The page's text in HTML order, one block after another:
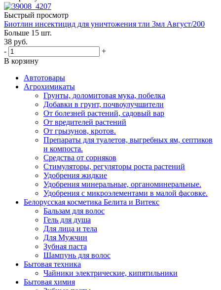
Быстрый просмотр
Биотлин инсектицид для уничтожения тли 3мл Август/200
Больше 15 шт.
38 руб.
-
+
В корзину
Автотовары
Агрохимикаты
Грунты, доломитовая мука, побелка
Добавки в грунт, почвоулучшители
От болезней растений, садовый вар
От вредителей растений
От грызунов, кротов.
Препараты для туалетов, выгребных ям, септиков
и компоста.
Средства от сорняков
Стимуляторы, регуляторы роста растений
Удобрения жидкие
Удобрения минеральные, органоминеральные.
Удобрения с микроэлементами в малой фасовке.
Белорусская косметика Белита и Витекс
Бальзам для волос
Гель для душа
Для лица и тела
Для Мужчин
Зубная паста
Шампунь для волос
Бытовая техника
Чайники электрические, кипятильники
Бытовая химия